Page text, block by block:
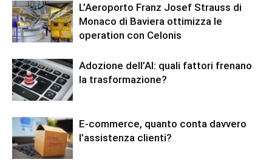
L’Aeroporto Franz Josef Strauss di
Monaco di Baviera ottimizza le
operation con Celonis
Adozione dell’AI: quali fattori frenano
la trasformazione?
E-commerce, quanto conta davvero
l’assistenza clienti?